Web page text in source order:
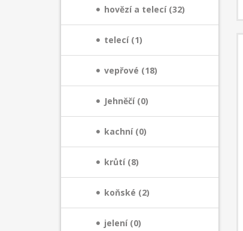
hovězí a telecí (32)
telecí (1)
vepřové (18)
Jehněčí (0)
kachní (0)
krůtí (8)
koňské (2)
jelení (0)